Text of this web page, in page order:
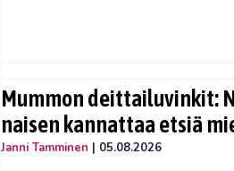
Mummon deittailuvinkit:
naisen kannattaa etsiä
Janni Tamminen | 05.08.2026